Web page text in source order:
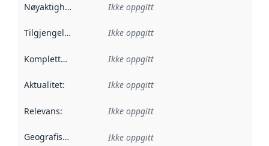
Nøyaktighet Ikke oppgitt
Tilgjengelighet Ikke oppgitt
Kompletthet Ikke oppgitt
Aktualitet: Ikke oppgitt
Relevans: Ikke oppgitt
Geografisk avgrensning :
Ikke oppgitt